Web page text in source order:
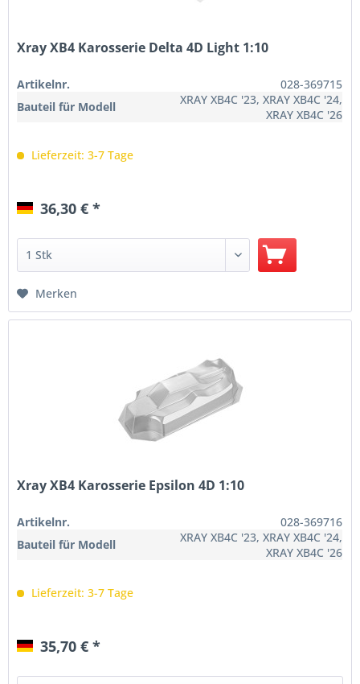
Xray XB4 Karosserie Delta 4D Light 1:10
Artikelnr.
028-369715
Bauteil für Modell
XRAY XB4C '23, XRAY XB4C '24,
XRAY XB4C '26
Lieferzeit: 3-7 Tage
36,30 € *
Merken
Xray XB4 Karosserie Epsilon 4D 1:10
Artikelnr.
028-369716
Bauteil für Modell
XRAY XB4C '23, XRAY XB4C '24,
XRAY XB4C '26
Lieferzeit: 3-7 Tage
35,70 € *